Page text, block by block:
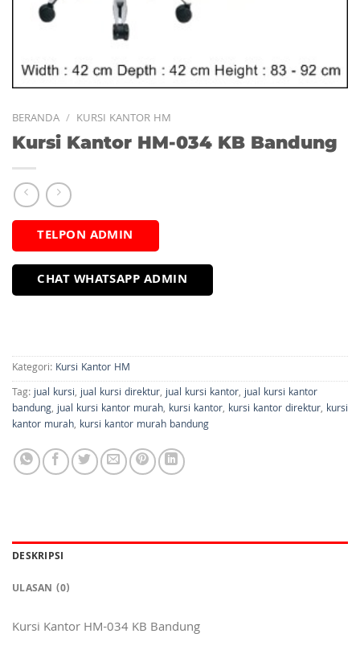
BERANDA / KURSI KANTOR HM
Kursi Kantor HM-034 KB Bandung
TELPON ADMIN
CHAT WHATSAPP ADMIN
Kategori: Kursi Kantor HM
Tag:jual kursi,jual kursi direktur,jual kursi kantor,jual kursi kantor
bandung,jual kursi kantor murah, kursi kantor, kursi kantor direktur, kursi
kantor murah, kursi kantor murah bandung
DESKRIPSI
ULASAN (0)
Kursi Kantor HM-034 KB Bandung